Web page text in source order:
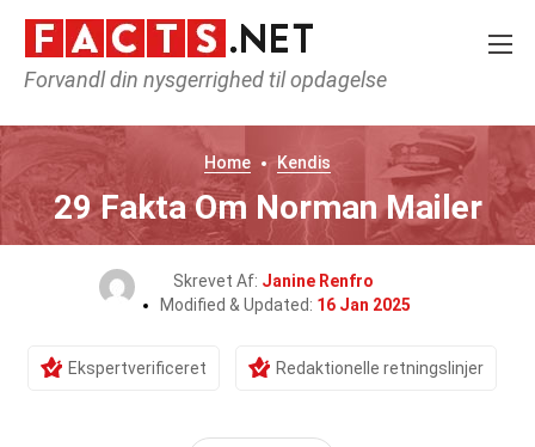
Forvandl din nysgerrighed til opdagelse
Home Kendis
29 Fakta Om Norman Mailer
Skrevet Af: Janine Renfro
Modified & Updated: 16 Jan 2025
Ekspertverificeret Redaktionelle retningslinjer